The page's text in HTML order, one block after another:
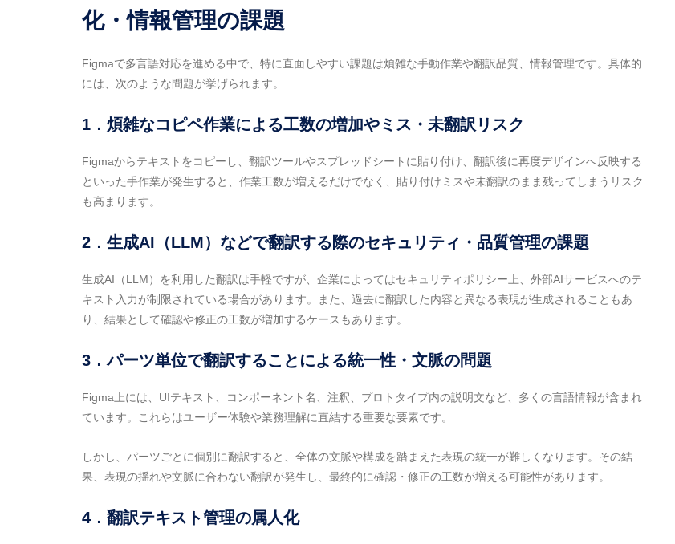
化・情報管理の課題
Figmaで多言語対応を進める中で、特に直面しやすい課題は煩雑な手動作業や翻訳品質、情報管理です。具体的
には、次のような問題が挙げられます。
1．煩雑なコピペ作業による工数の増加やミス・未翻訳リスク
Figmaからテキストをコピーし、翻訳ツールやスプレッドシートに貼り付け、翻訳後に再度デザインへ反映する
といった手作業が発生すると、作業工数が増えるだけでなく、貼り付けミスや未翻訳のまま残ってしまうリスク
も高まります。
2．生成AI（LLM）などで翻訳する際のセキュリティ・品質管理の課題
生成AI（LLM）を利用した翻訳は手軽ですが、企業によってはセキュリティポリシー上、外部AIサービスへのテ
キスト入力が制限されている場合があります。また、過去に翻訳した内容と異なる表現が生成されることもあ
り、結果として確認や修正の工数が増加するケースもあります。
3．パーツ単位で翻訳することによる統一性・文脈の問題
Figma上には、UIテキスト、コンポーネント名、注釈、プロトタイプ内の説明文など、多くの言語情報が含まれ
ています。これらはユーザー体験や業務理解に直結する重要な要素です。
しかし、パーツごとに個別に翻訳すると、全体の文脈や構成を踏まえた表現の統一が難しくなります。その結
果、表現の揺れや文脈に合わない翻訳が発生し、最終的に確認・修正の工数が増える可能性があります。
4．翻訳テキスト管理の属人化